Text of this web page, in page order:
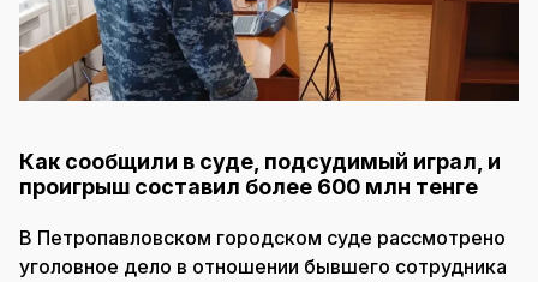
Как сообщили в суде, подсудимый играл, и
проигрыш составил более 600 млн тенге
В Петропавловском городском суде рассмотрено
уголовное дело в отношении бывшего сотрудника